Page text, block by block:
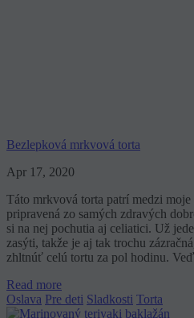
Bezlepková mrkvová torta
Apr 17, 2020
Táto mrkvová torta patrí medzi
pripravená zo samých zdravých
si na nej pochutia aj celiatici. Už
zasýti, takže je aj tak trochu
zhltnúť celú tortu za pol hodinu.
Read more
Oslava Pre deti Sladkosti Torta